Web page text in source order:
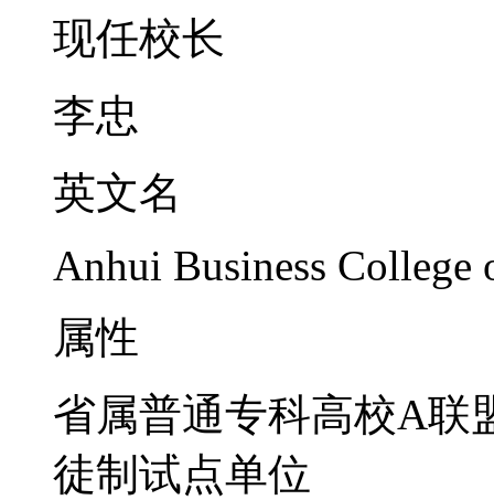
现任校长
李忠
英文名
Anhui Business College
属性
省属普通专科高校A联
徒制试点单位